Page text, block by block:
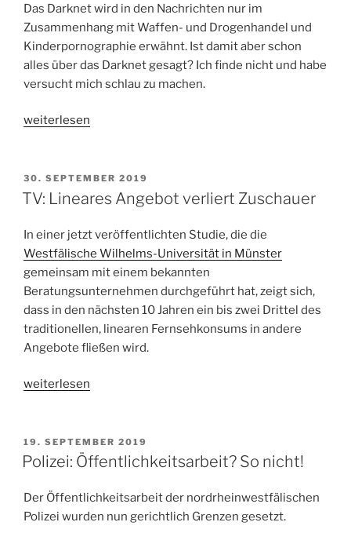
Das Darknet wird in den Nachrichten nur im
Zusammenhang mit Waffen- und Drogenhandel und
Kinderpornographie erwähnt. Ist damit aber schon
alles über das Darknet gesagt? Ich finde nicht und habe
versucht mich schlau zu machen.
„Was
…
das
weiterlesen
VERÖFFENTLICHT
AM
30. SEPTEMBER 2019
TV: Lineares Angebot verliert Zuschauer
In einer jetzt veröffentlichten Studie, die die
Westfälische Wilhelms-Universität in Münster
gemeinsam mit einem bekannten
Beratungsunternehmen durchgeführt hat, zeigt sich,
dass in den nächsten 10 Jahren ein bis zwei Drittel des
traditionellen, linearen Fernsehkonsums in andere
Angebote fließen wird.
„TV:
verliert
Zuschauer“
weiterlesen
VERÖFFENTLICHT
AM
19. SEPTEMBER 2019
Polizei: Öffentlichkeitsarbeit? So nicht!
Der Öffentlichkeitsarbeit der nordrheinwestfälischen
Polizei wurden nun gerichtlich Grenzen gesetzt.